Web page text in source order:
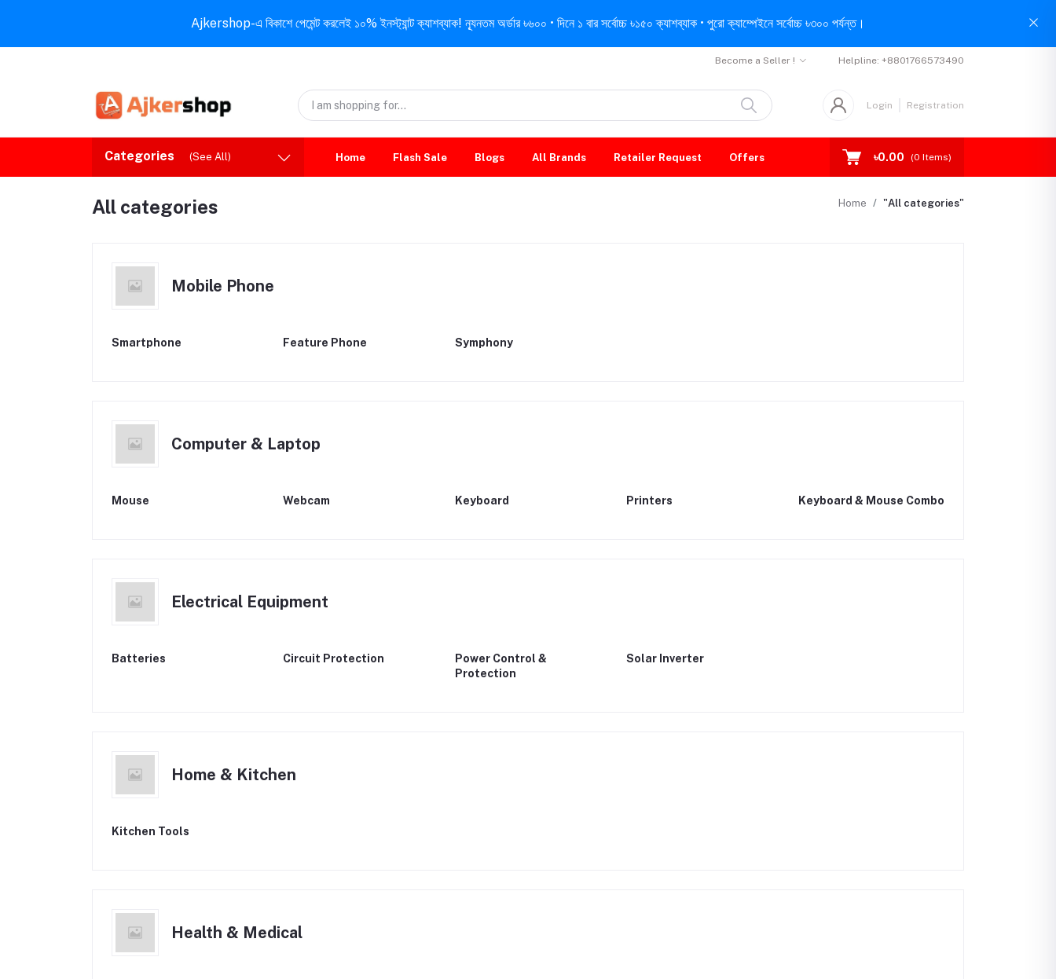
Ajkershop-এ বিকাশে পেমেন্ট করলেই ১০% ইনস্ট্যান্ট ক্যাশব্যাক! ন্যূনতম অর্ডার ৳৬০০ • দিনে ১ বার সর্বোচ্চ ৳১৫০ ক্যাশব্যাক • পুরো ক্যাম্পেইনে সর্বোচ্চ ৳৩০০ পর্যন্ত।
Become a Seller ! Helpline: +8801766573490
Login Registration
Categories (See All) Home Flash Sale Blogs All Brands Retailer Request Offers ৳0.00 (0 Items)
All categories Home "All categories"
Mobile Phone
Smartphone Feature Phone Symphony
Computer & Laptop
Mouse Webcam Keyboard Printers Keyboard & Mouse Combo
Electrical Equipment
Batteries Circuit Protection
Power Control &
Protection
Solar Inverter
Home & Kitchen
Kitchen Tools
Health & Medical